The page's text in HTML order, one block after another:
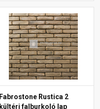
Fabrostone Rustica 2
kültéri falburkoló lap